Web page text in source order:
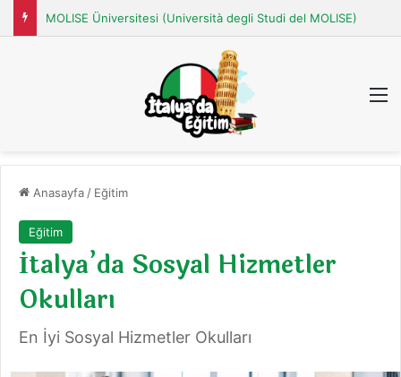
MOLISE Üniversitesi (Università degli Studi del MOLISE)
Anasayfa / Eğitim
Eğitim
İtalya’da Sosyal Hizmetler
Okulları
En İyi Sosyal Hizmetler Okulları